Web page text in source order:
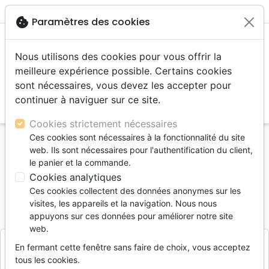
menu
Accueil Divers
Cadeaux
PRESSE PAPIER BOIS ICHTUS
PRESSE PAPIER BOIS ICHTUS
Référence CEDGF14 EAN 8997229914015
EditeurCEDAR
cookie Paramètres des cookies
Nous utilisons des cookies pour vous offrir la
meilleure expérience possible. Certains cookies
sont nécessaires, vous devez les accepter pour
continuer à naviguer sur ce site.
Cookies strictement nécessaires
Ces cookies sont nécessaires à la fonctionnalité du site
web. Ils sont nécessaires pour l'authentification du client,
le panier et la commande.
Cookies analytiques
Ces cookies collectent des données anonymes sur les
visites, les appareils et la navigation. Nous nous
appuyons sur ces données pour améliorer notre site
web.
En fermant cette fenêtre sans faire de choix, vous acceptez
tous les cookies.